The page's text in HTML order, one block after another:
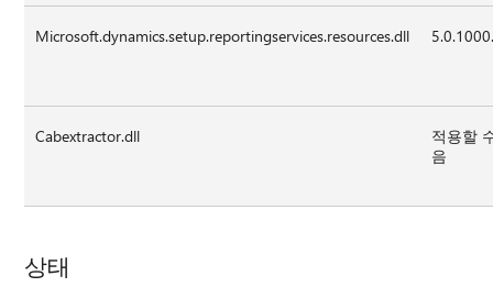
Microsoft.dynamics.setup.reportingservices.resources.dll
Cabextractor.dll
적용할
음
상태